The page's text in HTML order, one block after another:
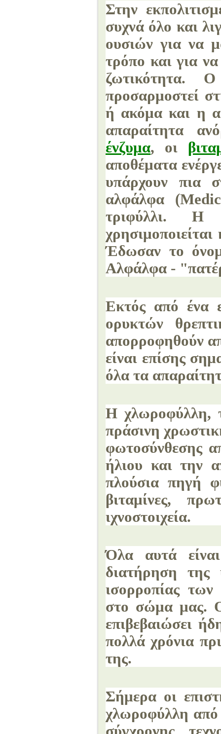
Στην
συχνά όλο και
ουσιών για να
τρόπο και για
ζωτικότητα.
προσαρμοστεί
ή ακόμα και η
απαραίτητα
ένζυμα, οι
αποθέματα
υπάρχουν πια
αλφάλφα
τριφύλλι. Η
Έδωσαν το
Αλφάλφα -
Εκτός από ένα
ορυκτών
απορροφηθούν
είναι επίσης
όλα τα
Η χλωροφύλλη,
πράσινη
φωτοσύνθεσης
ήλιου και την
πλούσια πηγή
βιταμίνες,
ιχνοστοιχεία.
Όλα αυτά
διατήρηση της
ισορροπίας
στο σώμα μας.
επιβεβαιώσει
πολλά χρόνια
της.
Σήμερα οι
χλωροφύλλη